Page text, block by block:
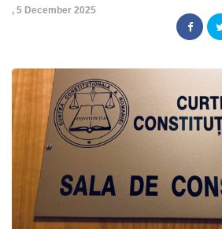
, 5 December 2025